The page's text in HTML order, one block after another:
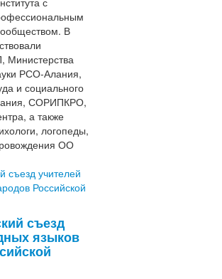
В
Министерства
РСО-Алания,
и социального
СОРИПКРО,
а также
логопеды,
ОО
съезд
языков